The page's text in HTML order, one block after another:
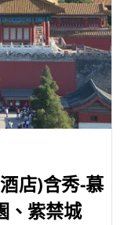
店)含秀-慕
、紫禁城